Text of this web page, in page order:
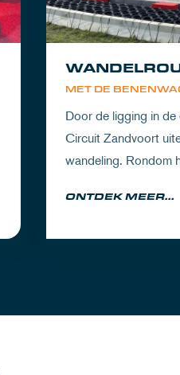
MET DE
Door de ligging in
Circuit Zandvoort
wandeling. Rondom
natuur als de
ONTDEK MEER...